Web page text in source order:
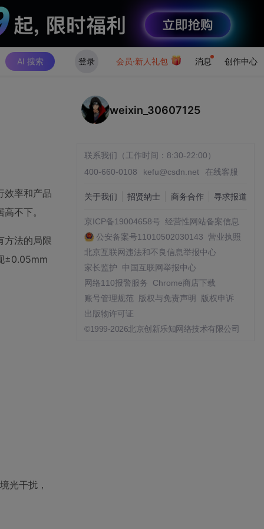
AI 搜索 登录 会员·新人礼包 消息 创作中心
效率和产品
不下。
方法的局限
±0.05mm
光干扰，
weixin_30607125
联系我们（工作时间：8:30-22:00）
400-660-0108
kefu@csdn.net 在线客服
关于我们 招贤纳士 商务合作 寻求报道
京ICP备19004658号 经营性网站备案信息
公安备案号11010502030143 营业执照
北京互联网违法和不良信息举报中心
家长监护
中国互联网举报中心
网络110报警服务
Chrome商店下载
账号管理规范
版权与免责声明
版权申诉
出版物许可证
©1999-2026北京创新乐知网络技术有限公司